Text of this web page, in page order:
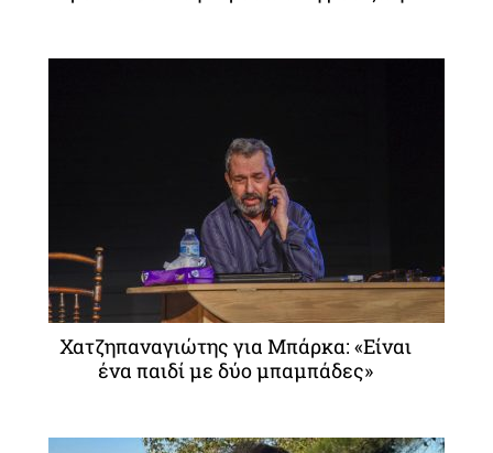
Χατζηπαναγιώτης για Μπάρκα: «Είναι
ένα παιδί με δύο μπαμπάδες»